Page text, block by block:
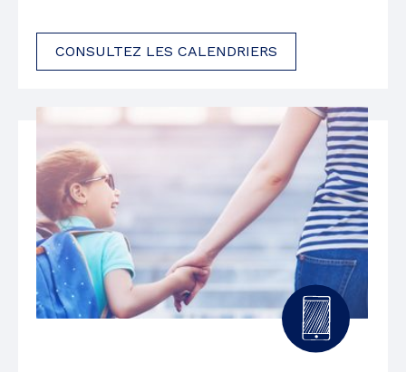
CONSULTEZ LES CALENDRIERS